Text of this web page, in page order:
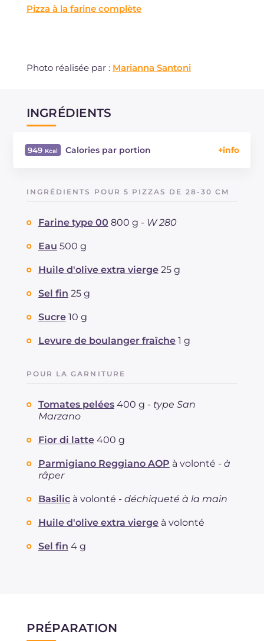
Pizza à la farine complète
Photo réalisée par : Marianna Santoni
INGRÉDIENTS
949 Calories par portion
Graisses
dont acides gras saturés
Cholestérol mg
Sodium
INGRÉDIENTS POUR 5 PIZZAS DE 28-30 CM
Farine type 00 800 g - W 280
Eau 500 g
Huile d'olive extra vierge 25 g
Sel fin 25 g
Sucre 10 g
Levure de boulanger fraîche 1 g
POUR LA GARNITURE
Tomates pelées 400 g - type San
Marzano
Fior di latte 400 g
Parmigiano Reggiano AOP à volonté - à
râper
Basilic à volonté - déchiqueté à la main
Huile d'olive extra vierge à volonté
Sel fin 4 g
PRÉPARATION